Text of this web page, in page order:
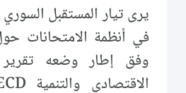
يرى تيار المستقبل
في أنظمة الامتحانات
وفق إطار وضعه تقرير